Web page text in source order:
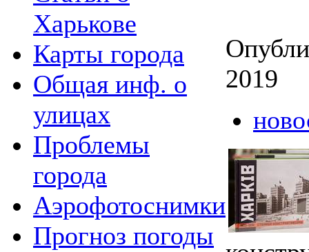
Харькове
Карты города
Общая инф. о
улицах
Проблемы
города
Аэрофотоснимки
Прогноз погоды
2019